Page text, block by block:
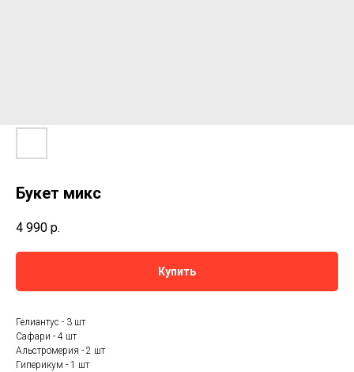
Букет микс
4 990 р.
Купить
Гелиантус - 3 шт
Сафари - 4 шт
Альстромерия - 2 шт
Гиперикум - 1 шт